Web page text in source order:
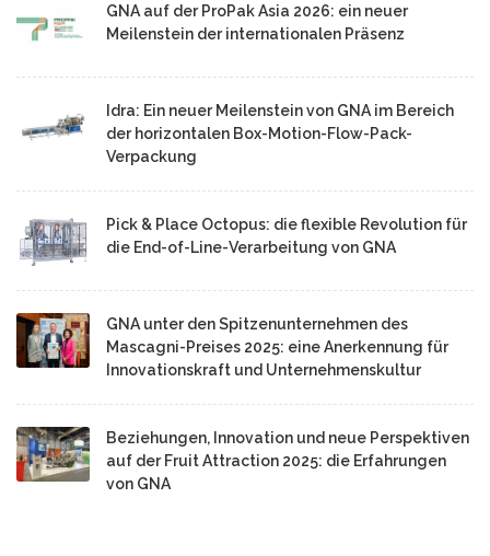
GNA auf der ProPak Asia 2026: ein neuer
Meilenstein der internationalen Präsenz
Idra: Ein neuer Meilenstein von GNA im Bereich
der horizontalen Box-Motion-Flow-Pack-
Verpackung
Pick & Place Octopus: die flexible Revolution für
die End-of-Line-Verarbeitung von GNA
GNA unter den Spitzenunternehmen des
Mascagni-Preises 2025: eine Anerkennung für
Innovationskraft und Unternehmenskultur
Beziehungen, Innovation und neue Perspektiven
auf der Fruit Attraction 2025: die Erfahrungen
von GNA